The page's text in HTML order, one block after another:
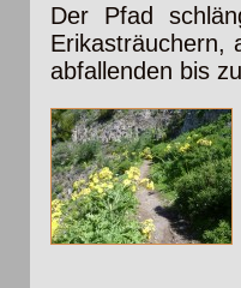
Der Pfad
Erikasträuchern,
abfallenden bis